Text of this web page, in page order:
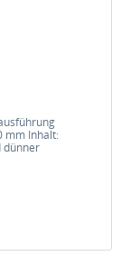
mm Inhalt:
dünner